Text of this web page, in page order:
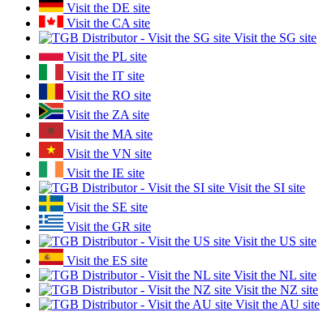
Visit the DE site
Visit the CA site
Visit the SG site
Visit the PL site
Visit the IT site
Visit the RO site
Visit the ZA site
Visit the MA site
Visit the VN site
Visit the IE site
Visit the SI site
Visit the SE site
Visit the GR site
Visit the US site
Visit the ES site
Visit the NL site
Visit the NZ site
Visit the AU site